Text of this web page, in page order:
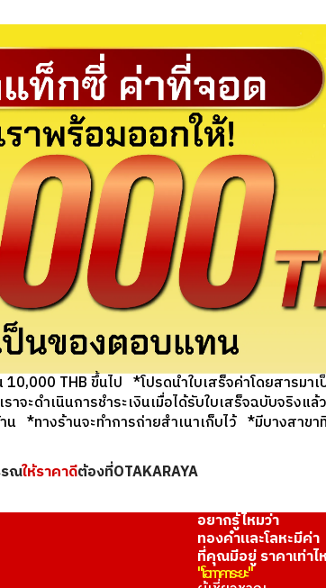
THB ขึ้นไป *โปรดนำใบเสร็จค่าโดยสารม
าจะดำเนินการชำระเงินเมื่อได้รับใบเสร็จฉบับจริง
*ทางร้านจะทำการถ่ายสำเนาเก็บไว้ *มีบางสาขาที่
รณให้ราคาดีต้องที่OTAKARAYA
อยากรู้ไหมว่า
ทองคำและโลหะมีค่า
ที่คุณมีอยู่ ราคาเท่าไ
"โอทาคาระยะ"